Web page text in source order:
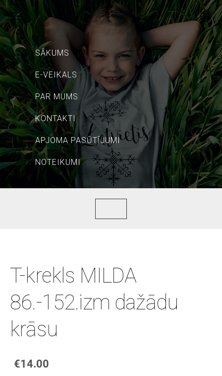
SĀKUMS
E-VEIKALS
PAR MUMS
KONTAKTI
APJOMA PASŪTĪJUMI
NOTEIKUMI
T-krekls MILDA
86.-152.izm dažādu
krāsu
€14.00